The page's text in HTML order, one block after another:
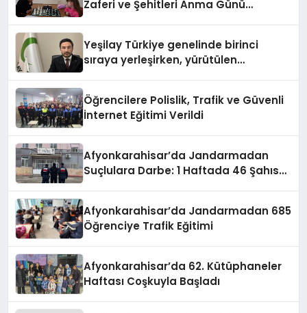
Zaferi ve Şehitleri Anma Günü
Yeşilay Türkiye genelinde birinci
sıraya yerleşirken, yürütülen
Öğrencilere Polislik, Trafik ve Güvenli
İnternet Eğitimi Verildi
Afyonkarahisar’da Jandarmadan
Suçlulara Darbe: 1 Haftada 46 Şahıs
Afyonkarahisar’da Jandarmadan 685
Öğrenciye Trafik Eğitimi
Afyonkarahisar’da 62. Kütüphaneler
Haftası Coşkuyla Başladı